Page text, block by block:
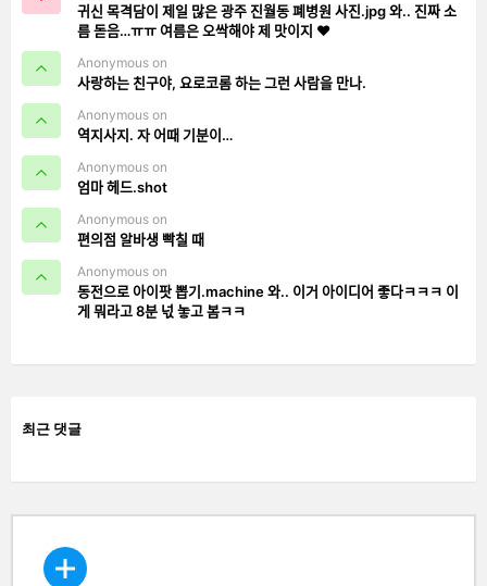
귀신 목격담이 제일 많은 광주 진월동 폐병원 사진.jpg 와.. 진짜 소
름 돋음…ㅠㅠ 여름은 오싹해야 제 맛이지 ❤️
Anonymous on
사랑하는 친구야, 요로코롬 하는 그런 사람을 만나.
Anonymous on
역지사지. 자 어때 기분이…
Anonymous on
엄마 헤드.shot
Anonymous on
편의점 알바생 빡칠 때
Anonymous on
동전으로 아이팟 뽑기.machine 와.. 이거 아이디어 좋다ㅋㅋㅋ 이
게 뭐라고 8분 넋 놓고 봄ㅋㅋ
최근 댓글